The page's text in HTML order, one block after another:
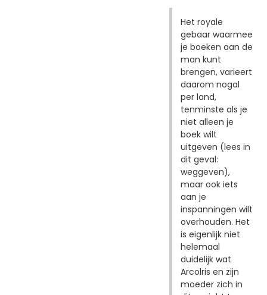
Het royale
gebaar waarmee
je boeken aan de
man kunt
brengen, varieert
daarom nogal
per land,
tenminste als je
niet alleen je
boek wilt
uitgeven (lees in
dit geval:
weggeven),
maar ook iets
aan je
inspanningen wilt
overhouden. Het
is eigenlijk niet
helemaal
duidelijk wat
Arcolris en zijn
moeder zich in